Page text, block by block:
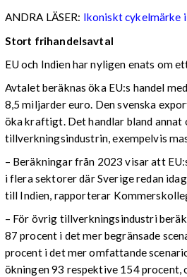
ANDRA LÄSER: Ikoniskt cykelmärke
Stort frihandelsavtal
EU och Indien har nyligen enats om
Avtalet beräknas öka EU:s handel
8,5 miljarder euro. Den svenska
öka kraftigt. Det handlar bland annat
tillverkningsindustrin, exempelvis
– Beräkningar från 2023 visar att
i flera sektorer där Sverige redan
till Indien, rapporterar
– För övrig tillverkningsindustri
87 procent i det mer begränsade
procent i det mer omfattande
ökningen 93 respektive 154 procent,